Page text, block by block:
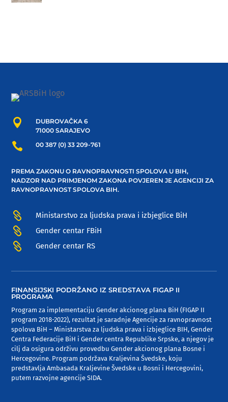

DUBROVAČKA 6
71000 SARAJEVO
 00 387 (0) 33 209-761
PREMA ZAKONU O RAVNOPRAVNOSTI SPOLOVA U BIH,
NADZOR NAD PRIMJENOM ZAKONA POVJEREN JE AGENCIJI ZA
RAVNOPRAVNOST SPOLOVA BIH.
 Ministarstvo za ljudska prava i izbjeglice BiH
 Gender centar FBiH
 Gender centar RS
FINANSIJSKI PODRŽANO IZ SREDSTAVA FIGAP II
PROGRAMA
Program za implementaciju Gender akcionog plana BiH (FIGAP II
program 2018-2022), rezultat je saradnje Agencije za ravnopravnost
spolova BiH – Ministarstva za ljudska prava i izbjeglice BIH, Gender
Centra Federacije BiH i Gender centra Republike Srpske, a njegov je
cilj da osigura održivu provedbu Gender akcionog plana Bosne i
Hercegovine. Program podržava Kraljevina Švedske, koju
predstavlja Ambasada Kraljevine Švedske u Bosni i Hercegovini,
putem razvojne agencije SIDA.